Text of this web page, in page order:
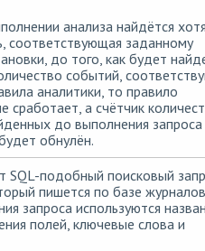
анализа найдётся
соответствующая заданному
до того, как будет
событий,
аналитики, то правило
сработает, а счётчик
до выполнения запроса
обнулён.
SQL-подобный поисковый
пишется по базе
запроса используются
полей, ключевые слова и